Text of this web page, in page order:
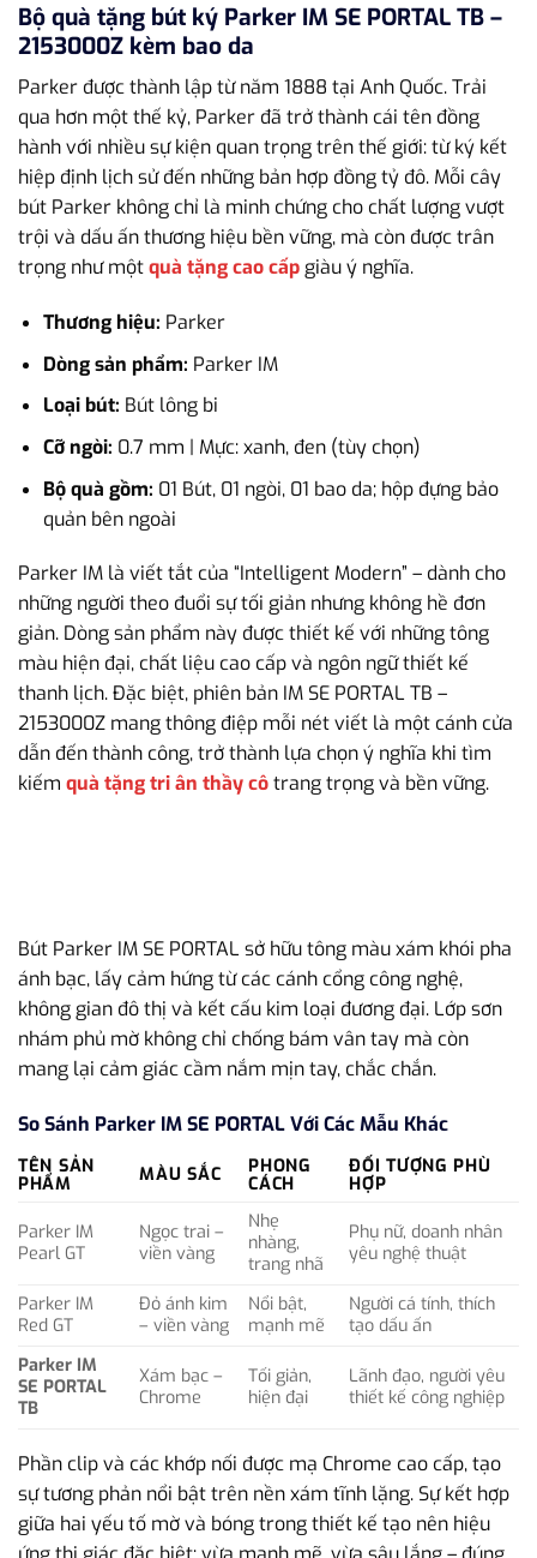
Bộ quà tặng bút ký Parker IM SE PORTAL TB –
2153000Z kèm bao da
Parker được thành lập từ năm 1888 tại Anh Quốc. Trải
qua hơn một thế kỷ, Parker đã trở thành cái tên đồng
hành với nhiều sự kiện quan trọng trên thế giới: từ ký kết
hiệp định lịch sử đến những bản hợp đồng tỷ đô. Mỗi cây
bút Parker không chỉ là minh chứng cho chất lượng vượt
trội và dấu ấn thương hiệu bền vững, mà còn được trân
trọng như mộtquà tặng cao cấpgiàu ý nghĩa.
Thương hiệu: Parker
Dòng sản phẩm: Parker IM
Loại bút: Bút lông bi
Cỡ ngòi: 0.7 mm | Mực: xanh, đen (tùy chọn)
Bộ quà gồm: 01 Bút, 01 ngòi, 01 bao da; hộp đựng bảo
quản bên ngoài
Parker IM là viết tắt của “Intelligent Modern” – dành cho
những người theo đuổi sự tối giản nhưng không hề đơn
giản. Dòng sản phẩm này được thiết kế với những tông
màu hiện đại, chất liệu cao cấp và ngôn ngữ thiết kế
thanh lịch. Đặc biệt, phiên bản IM SE PORTAL TB –
2153000Z mang thông điệp mỗi nét viết là một cánh cửa
dẫn đến thành công, trở thành lựa chọn ý nghĩa khi tìm
kiếm quà tặng tri ân thầy côtrang trọng và bền vững.
Bút Parker IM SE PORTAL sở hữu tông màu xám khói pha
ánh bạc, lấy cảm hứng từ các cánh cổng công nghệ,
không gian đô thị và kết cấu kim loại đương đại. Lớp sơn
nhám phủ mờ không chỉ chống bám vân tay mà còn
mang lại cảm giác cầm nắm mịn tay, chắc chắn.
So Sánh Parker IM SE PORTAL Với Các Mẫu Khác
TÊN SẢN
PHẨM MÀU SẮC PHONG
CÁCH
ĐỐI TƯỢNG PHÙ
HỢP
Parker IM
Pearl GT
Ngọc trai –
viền vàng
Nhẹ
nhàng,
trang nhã
Phụ nữ, doanh nhân
yêu nghệ thuật
Parker IM
Red GT
Đỏ ánh kim
– viền vàng
Nổi bật,
mạnh mẽ
Người cá tính, thích
tạo dấu ấn
Parker IM
SE PORTAL
TB
Xám bạc –
Chrome
Tối giản,
hiện đại
Lãnh đạo, người yêu
thiết kế công nghiệp
Phần clip và các khớp nối được mạ Chrome cao cấp, tạo
sự tương phản nổi bật trên nền xám tĩnh lặng. Sự kết hợp
giữa hai yếu tố mờ và bóng trong thiết kế tạo nên hiệu